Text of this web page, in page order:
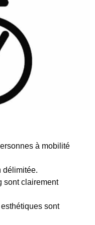
à mobilité
délimitée.
sont clairement
esthétiques sont